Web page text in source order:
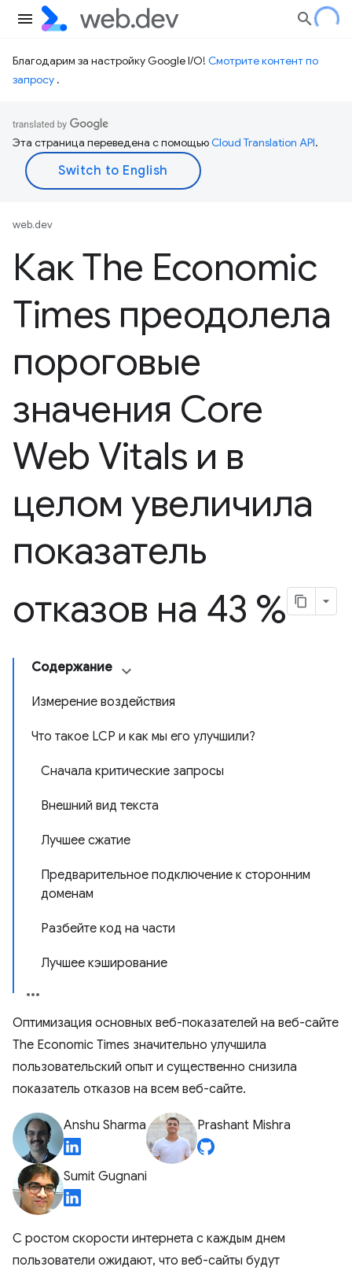
Благодарим за настройку Google I/O! Смотрите контент по
запросу .
Эта страница переведена с помощьюCloud Translation API.
web.dev
Как The Economic
Times преодолела
пороговые
значения Core
Web Vitals и в
целом увеличила
показатель
отказов на 43 %
Содержание
Измерение воздействия
Что такое LCP и как мы его улучшили?
Сначала критические запросы
Внешний вид текста
Лучшее сжатие
Предварительное подключение к сторонним
доменам
Разбейте код на части
Лучшее кэширование
Оптимизация основных веб-показателей на веб-сайте
The Economic Times значительно улучшила
пользовательский опыт и существенно снизила
показатель отказов на всем веб-сайте.
Anshu Sharma Prashant Mishra
Sumit Gugnani
С ростом скорости интернета с каждым днем ​​
пользователи ожидают, что веб-сайты будут